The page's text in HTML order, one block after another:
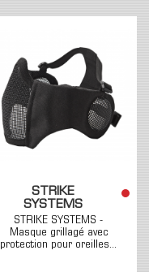
STRIKE
SYSTEMS
STRIKE SYSTEMS -
Masque grillagé avec
protection pour oreilles...